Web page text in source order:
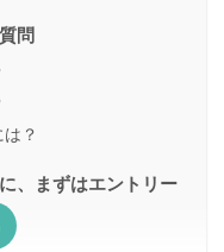
問
？
、まずはエントリー